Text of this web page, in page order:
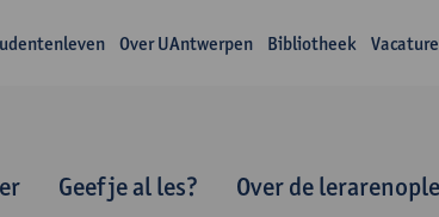
Over UAntwerpen Bibliotheek
Geef je al les? Over de